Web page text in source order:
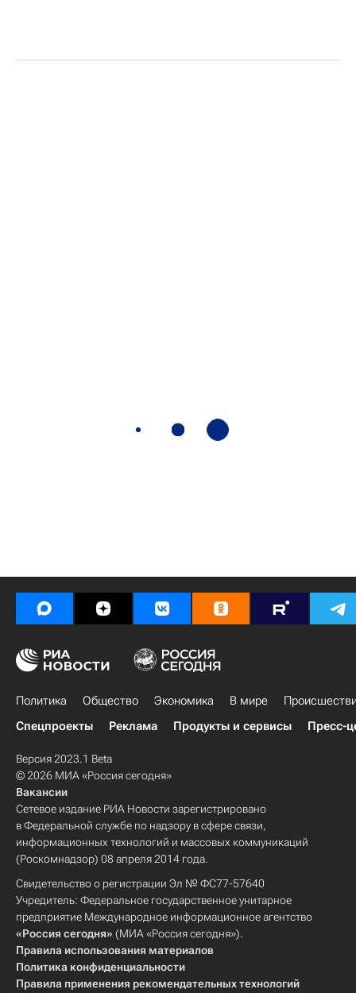
Политика Общество Экономика В мире
Спецпроекты
Реклама Продукты и сервисы Пресс-
Версия 2023.1 Beta
© 2026 МИА «Россия сегодня»
Вакансии
Сетевое издание РИА Новости зарегистрировано
в Федеральной службе по надзору в сфере связи,
информационных технологий и массовых коммуникаций
(Роскомнадзор) 08 апреля 2014 года.
Свидетельство о регистрации Эл № ФС77-57640
Учредитель: Федеральное государственное унитарное
предприятие Международное информационное агентство
«Россия сегодня» (МИА «Россия сегодня»).
Правила использования материалов
Политика конфиденциальности
Правила применения рекомендательных технологий